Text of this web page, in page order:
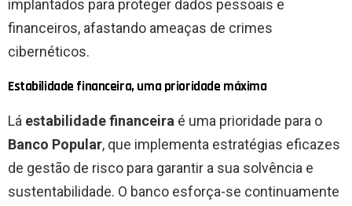
implantados para proteger dados pessoais e
financeiros, afastando ameaças de crimes
cibernéticos.
Estabilidade financeira, uma prioridade máxima
Lá estabilidade financeira é uma prioridade para o
Banco Popular, que implementa estratégias eficazes
de gestão de risco para garantir a sua solvência e
sustentabilidade. O banco esforça-se continuamente